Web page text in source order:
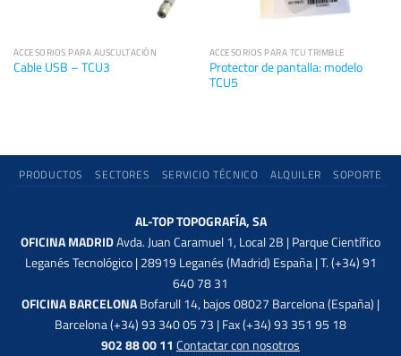
ACCESORIOS PARA AUSCULTACIÓN
Cable USB – TCU3
ACCESORIOS PARA TCU TRIMBLE
Protector de pantalla: modelo
TCU5
PRODUCTOS SECTORES SERVICIO TÉCNICO ALQUILER SOPORTE
AL-TOP TOPOGRAFÍA, SA
OFICINA MADRIDAvda. Juan Caramuel 1, Local 2B | Parque Científico
Leganés Tecnológico | 28919 Leganés (Madrid) España | T. (+34) 91
640 78 31
OFICINA BARCELONABofarull 14, bajos 08027 Barcelona (España) |
Barcelona (+34) 93 340 05 73 | Fax (+34) 93 351 95 18
902 88 00 11 Contactar con nosotros